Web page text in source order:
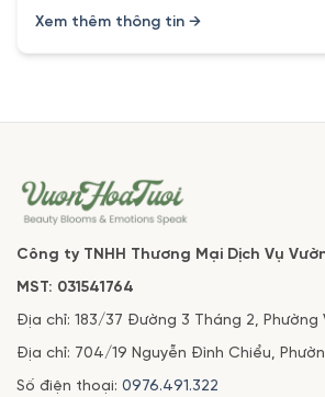
Xem thêm thông tin →
Công ty TNHH Thương Mại Dịch Vụ
MST: 031541764
Địa chỉ: 183/37 Đường 3 Tháng 2, Phường
Địa chỉ: 704/19 Nguyễn Đình Chiểu,
Số điện thoại: 0976.491.322